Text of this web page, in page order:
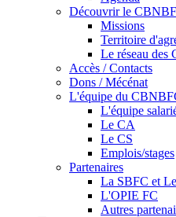
Découvrir le
Missions
Territoire
Le réseau des
Accès / Contacts
Dons / Mécénat
L'équipe du
L'équipe
Le CA
Le CS
Emplois/stages
Partenaires
La SBFC et
L'OPIE FC
Autres